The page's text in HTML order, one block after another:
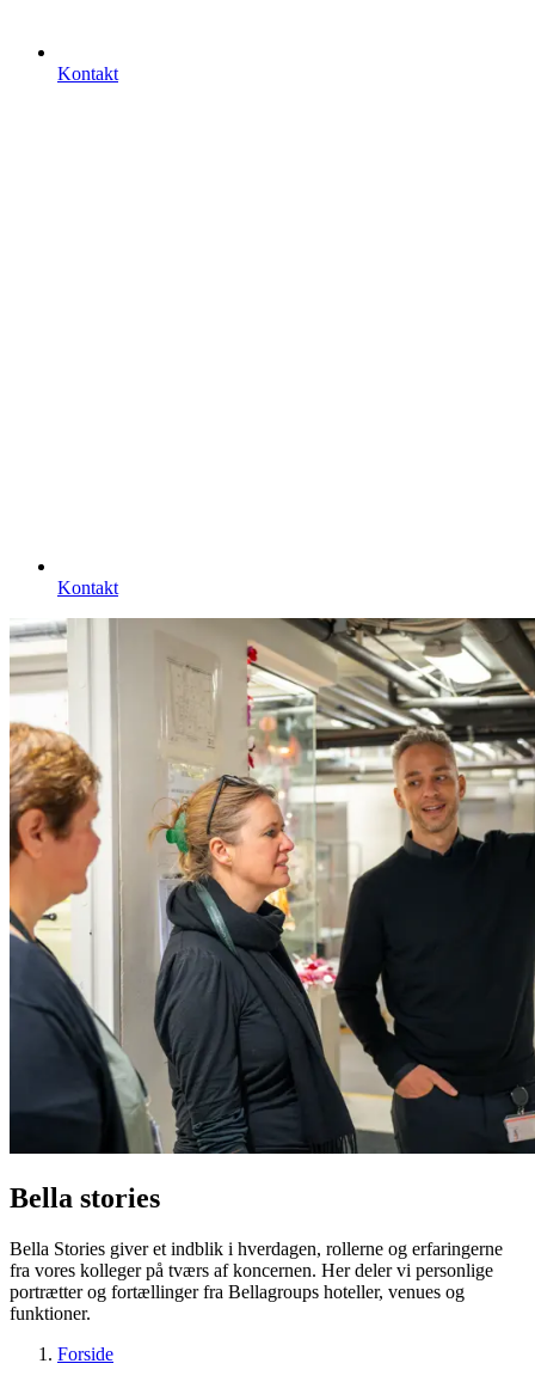
Kontakt
Kontakt
Bella stories
Bella Stories giver et indblik i hverdagen, rollerne og erfaringerne
fra vores kolleger på tværs af koncernen. Her deler vi personlige
portrætter og fortællinger fra Bellagroups hoteller, venues og
funktioner.
Forside